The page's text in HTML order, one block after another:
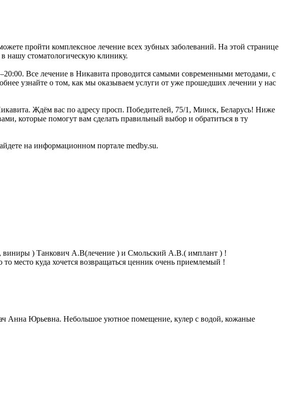
пройти комплексное лечение всех зубных заболеваний. На этой странице
нашу стоматологическую клинику.
Все лечение в Никавита проводится самыми современными методами, с
узнайте о том, как мы оказываем услуги от уже прошедших лечении у нас
Ждём вас по адресу просп. Победителей, 75/1, Минск, Беларусь! Ниже
которые помогут вам сделать правильный выбор и обратиться в ту
на информационном портале medby.su.
виниры ) Танкович А.В(лечение ) и Смольский А.В.( имплант ) !
место куда хочется возвращаться ценник очень приемлемый !
Анна Юрьевна. Небольшое уютное помещение, кулер с водой, кожаные